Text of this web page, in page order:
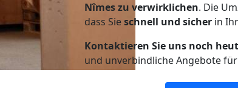
Nîmes zu verwirklichen. Die
dass Sieschnell und sicher in
Kontaktieren Sie uns noch
und unverbindliche Angebote